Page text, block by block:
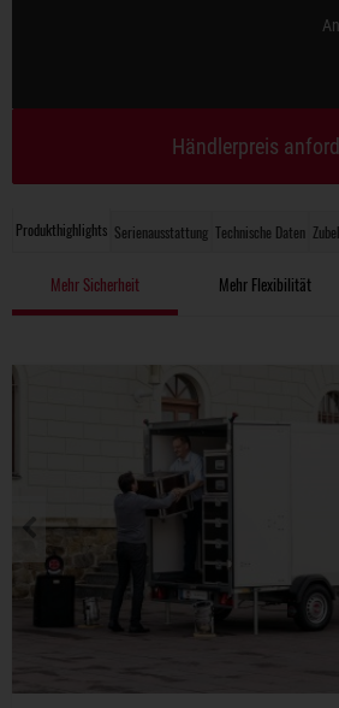
Produkthighlights Serienausstattung Technische Daten
Mehr Sicherheit Mehr Flexibilität
Händlerpreis